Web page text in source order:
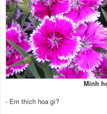
Minh
- Em thích hoa gì?